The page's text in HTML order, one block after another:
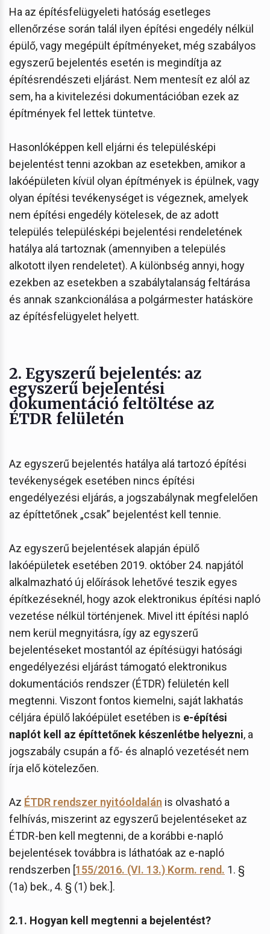
Ha az építésfelügyeleti hatóság esetleges
ellenőrzése során talál ilyen építési engedély nélkül
épülő, vagy megépült építményeket, még szabályos
egyszerű bejelentés esetén is megindítja az
építésrendészeti eljárást. Nem mentesít ez alól az
sem, ha a kivitelezési dokumentációban ezek az
építmények fel lettek tüntetve.
Hasonlóképpen kell eljárni és településképi
bejelentést tenni azokban az esetekben, amikor a
lakóépületen kívül olyan építmények is épülnek, vagy
olyan építési tevékenységet is végeznek, amelyek
nem építési engedély kötelesek, de az adott
település településképi bejelentési rendeletének
hatálya alá tartoznak (amennyiben a település
alkotott ilyen rendeletet). A különbség annyi, hogy
ezekben az esetekben a szabálytalanság feltárása
és annak szankcionálása a polgármester hatásköre
az építésfelügyelet helyett.
2. Egyszerű bejelentés: az
egyszerű bejelentési
dokumentáció feltöltése az
ÉTDR felületén
Az egyszerű bejelentés hatálya alá tartozó építési
tevékenységek esetében nincs építési
engedélyezési eljárás, a jogszabálynak megfelelően
az építtetőnek „csak” bejelentést kell tennie.
Az egyszerű bejelentések alapján épülő
lakóépületek esetében 2019. október 24. napjától
alkalmazható új előírások lehetővé teszik egyes
építkezéseknél, hogy azok elektronikus építési napló
vezetése nélkül történjenek. Mivel itt építési napló
nem kerül megnyitásra, így az egyszerű
bejelentéseket mostantól az építésügyi hatósági
engedélyezési eljárást támogató elektronikus
dokumentációs rendszer (ÉTDR) felületén kell
megtenni. Viszont fontos kiemelni, saját lakhatás
céljára épülő lakóépület esetében is e-építési
naplót kell az építtetőnek készenlétbe helyezni, a
jogszabály csupán a fő- és alnapló vezetését nem
írja elő kötelezően.
Az ÉTDR rendszer nyitóoldalán is olvasható a
felhívás, miszerint az egyszerű bejelentéseket az
ÉTDR-ben kell megtenni, de a korábbi e-napló
bejelentések továbbra is láthatóak az e-napló
rendszerben [155/2016. (VI. 13.) Korm. rend. 1. §
(1a) bek., 4. § (1) bek.].
2.1. Hogyan kell megtenni a bejelentést?